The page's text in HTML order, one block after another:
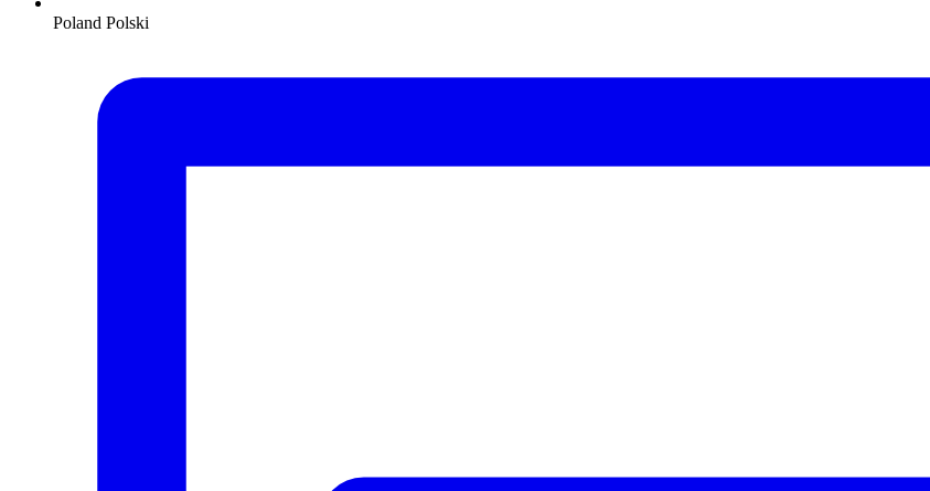
Poland Polski